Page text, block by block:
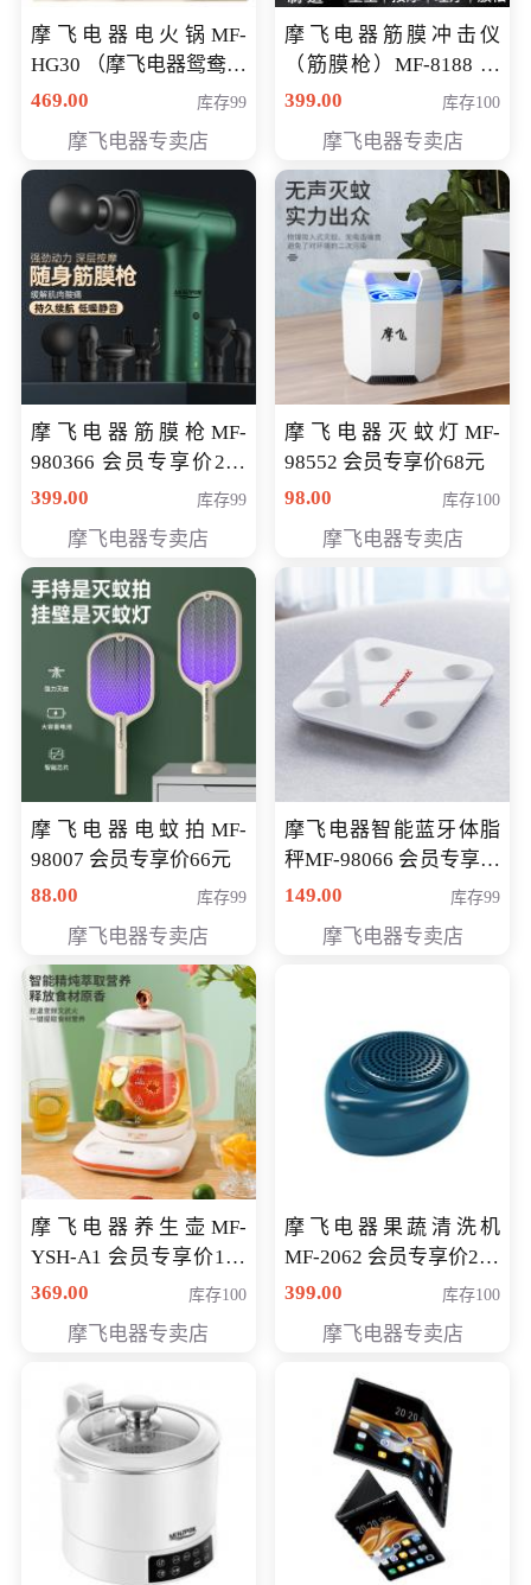
摩飞电器电火锅MF-
HG30 （摩飞电器鸳鸯锅
MF-HG30 ） 会员专享价
469.00 库存99
摩飞电器专卖店
摩飞电器筋膜冲击仪
（筋膜枪）MF-8188 会
员专享价268元
399.00 库存100
摩飞电器专卖店
摩飞电器筋膜枪MF-
980366 会员专享价299
元
399.00 库存99
摩飞电器专卖店
摩飞电器灭蚊灯MF-
98552 会员专享价68元
98.00
库存100
摩飞电器专卖店
摩飞电器电蚊拍MF-
98007 会员专享价66元
88.00
库存99
摩飞电器专卖店
摩飞电器智能蓝牙体脂
秤MF-98066 会员专享价
98元
149.00 库存99
摩飞电器专卖店
摩飞电器养生壶MF-
YSH-A1 会员专享价198
元
369.00 库存100
摩飞电器专卖店
摩飞电器果蔬清洗机
MF-2062 会员专享价268
元
399.00 库存100
摩飞电器专卖店